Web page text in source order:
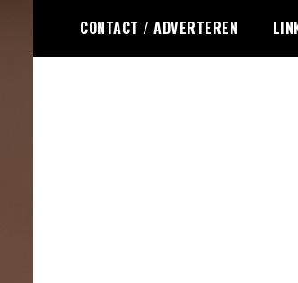
de
CONTACT / ADVERTEREN